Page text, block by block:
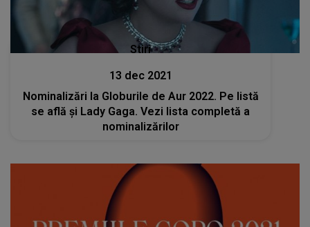
Stiri
13 dec 2021
Nominalizări la Globurile de Aur 2022. Pe listă
se află și Lady Gaga. Vezi lista completă a
nominalizărilor